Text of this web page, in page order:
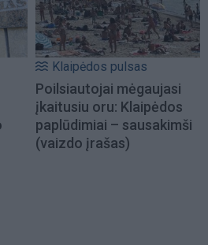
Klaipėdos pulsas
Poilsiautojai mėgaujasi
įkaitusiu oru: Klaipėdos
paplūdimiai – sausakimši
(vaizdo įrašas)